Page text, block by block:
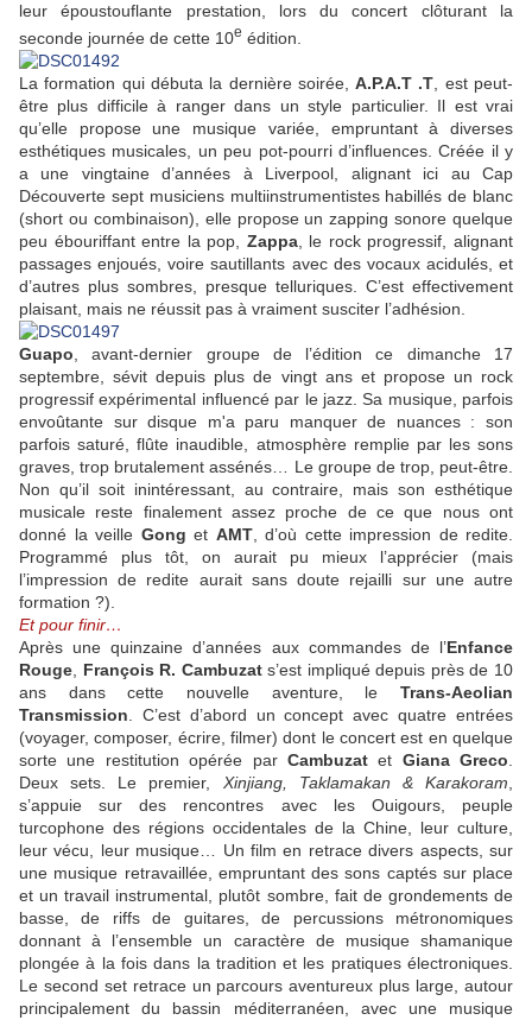
leur époustouflante prestation, lors du concert clôturant la
seconde journée de cette 10e édition.
La formation qui débuta la dernière soirée,A.P.A.T .T , est peut-
être plus difficile à ranger dans un style particulier. Il est vrai
qu’elle propose une musique variée, empruntant à diverses
esthétiques musicales, un peu pot-pourri d’influences. Créée il y
a une vingtaine d’années à Liverpool, alignant ici au Cap
Découverte sept musiciens multiinstrumentistes habillés de blanc
(short ou combinaison), elle propose un zapping sonore quelque
peu ébouriffant entre la pop, Zappa, le rock progressif, alignant
passages enjoués, voire sautillants avec des vocaux acidulés, et
d’autres plus sombres, presque telluriques. C’est effectivement
plaisant, mais ne réussit pas à vraiment susciter l’adhésion.
Guapo , avant-dernier groupe de l’édition ce dimanche 17
septembre, sévit depuis plus de vingt ans et propose un rock
progressif expérimental influencé par le jazz. Sa musique, parfois
envoûtante sur disque m'a paru manquer de nuances : son
parfois saturé, flûte inaudible, atmosphère remplie par les sons
graves, trop brutalement assénés… Le groupe de trop, peut-être.
Non qu’il soit inintéressant, au contraire, mais son esthétique
musicale reste finalement assez proche de ce que nous ont
donné la veille Gong et AMT, d’où cette impression de redite.
Programmé plus tôt, on aurait pu mieux l’apprécier (mais
l’impression de redite aurait sans doute rejailli sur une autre
formation ?).
Et pour finir…
Après une quinzaine d’années aux commandes de l’Enfance
Rouge
François R. Cambuzats’est impliqué depuis près de 10
ans dans cette nouvelle aventure, le Trans-Aeolian
Transmission . C’est d’abord un concept avec quatre entrées
(voyager, composer, écrire, filmer) dont le concert est en quelque
sorte une restitution opérée par Cambuzatet Giana Greco
Deux sets. Le premier,
Xinjiang, Taklamakan & Karakoram
s’appuie sur des rencontres avec les Ouigours, peuple
turcophone des régions occidentales de la Chine, leur culture,
leur vécu, leur musique… Un film en retrace divers aspects, sur
une musique retravaillée, empruntant des sons captés sur place
et un travail instrumental, plutôt sombre, fait de grondements de
basse, de riffs de guitares, de percussions métronomiques
donnant à l’ensemble un caractère de musique shamanique
plongée à la fois dans la tradition et les pratiques électroniques.
Le second set retrace un parcours aventureux plus large, autour
principalement du bassin méditerranéen, avec une musique